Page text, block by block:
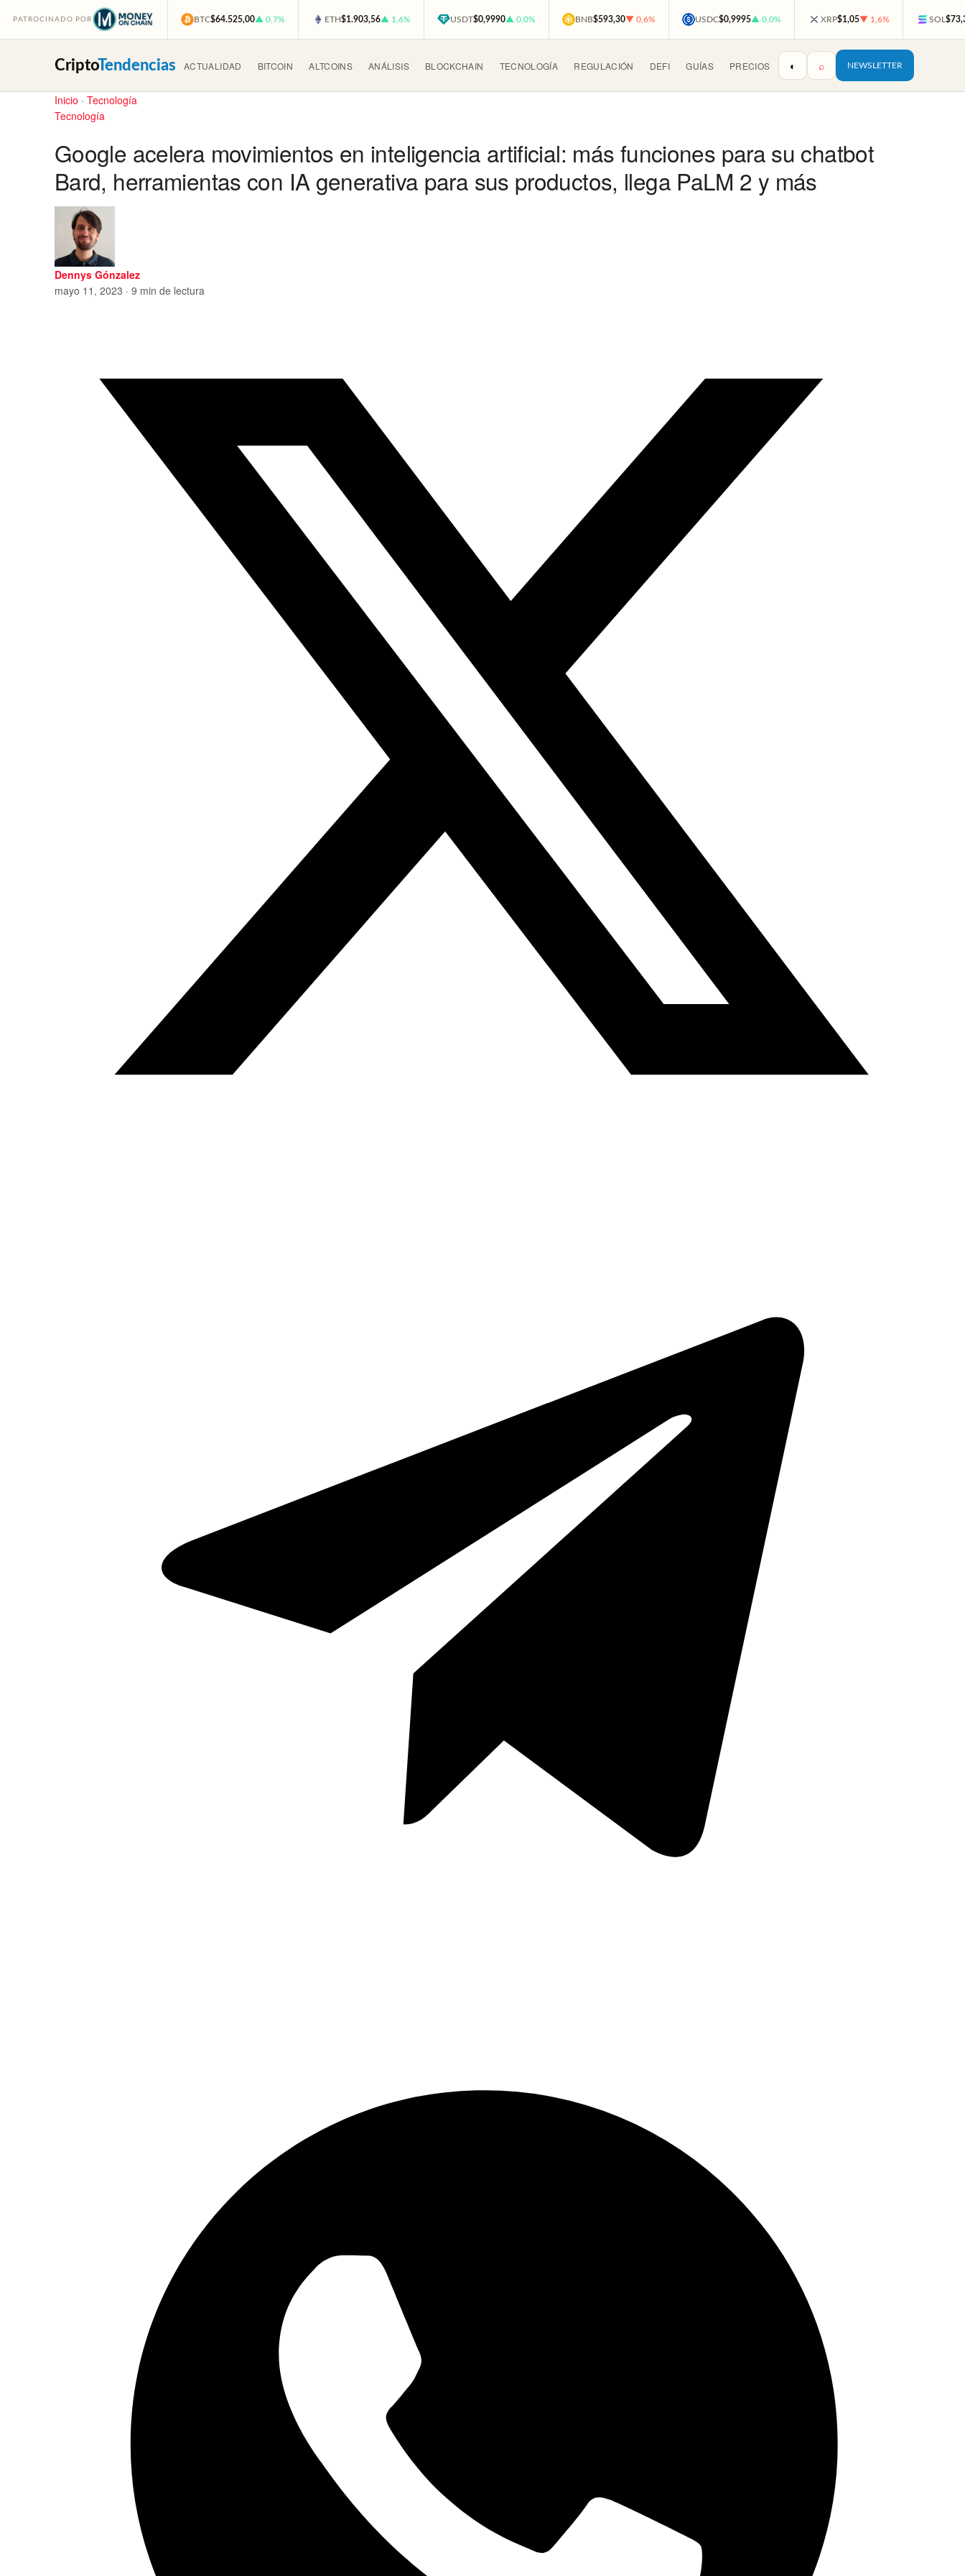
PATROCINADO POR BTC$64.525,00▲ 0,7% ETH$1.903,56▲ 1,6% USDT$0,9990▲ 0,0% BNB$593,30▼ 0,6% USDC$0,9995▲ 0,0% XRP$1,05▼ 1,6% SOL
CriptoTendencias ACTUALIDAD BITCOIN ALTCOINS ANÁLISIS BLOCKCHAIN TECNOLOGÍA REGULACIÓN DEFI GUÍAS PRECIOS ◐ ⌕ NEWSLETTER
Inicio · Tecnología
Tecnología
Google acelera movimientos en inteligencia artificial: más funciones para su chatbot
Bard, herramientas con IA generativa para sus productos, llega PaLM 2 y más
Dennys Gónzalez
mayo 11, 2023 · 9 min de lectura